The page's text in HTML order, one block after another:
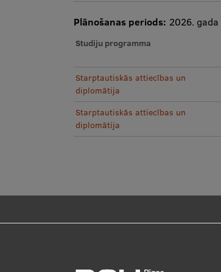
Plānošanas periods: 2026.
Studiju programma
Starptautiskās attiecības un
diplomātija
Starptautiskās attiecības un
diplomātija